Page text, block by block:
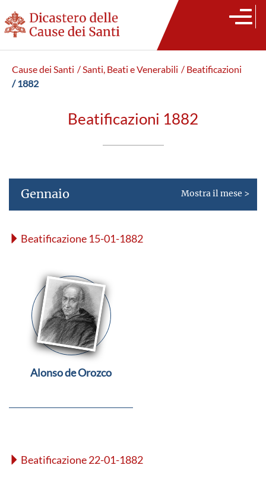
Cause dei Santi / Santi, Beati e Venerabili / Beatificazioni
/ 1882
Beatificazioni 1882
Gennaio Mostra il mese >
Beatificazione 15-01-1882
Alonso de Orozco
Beatificazione 22-01-1882